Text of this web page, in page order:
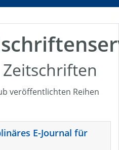
veröffentlichten Reihen
E-Journal für